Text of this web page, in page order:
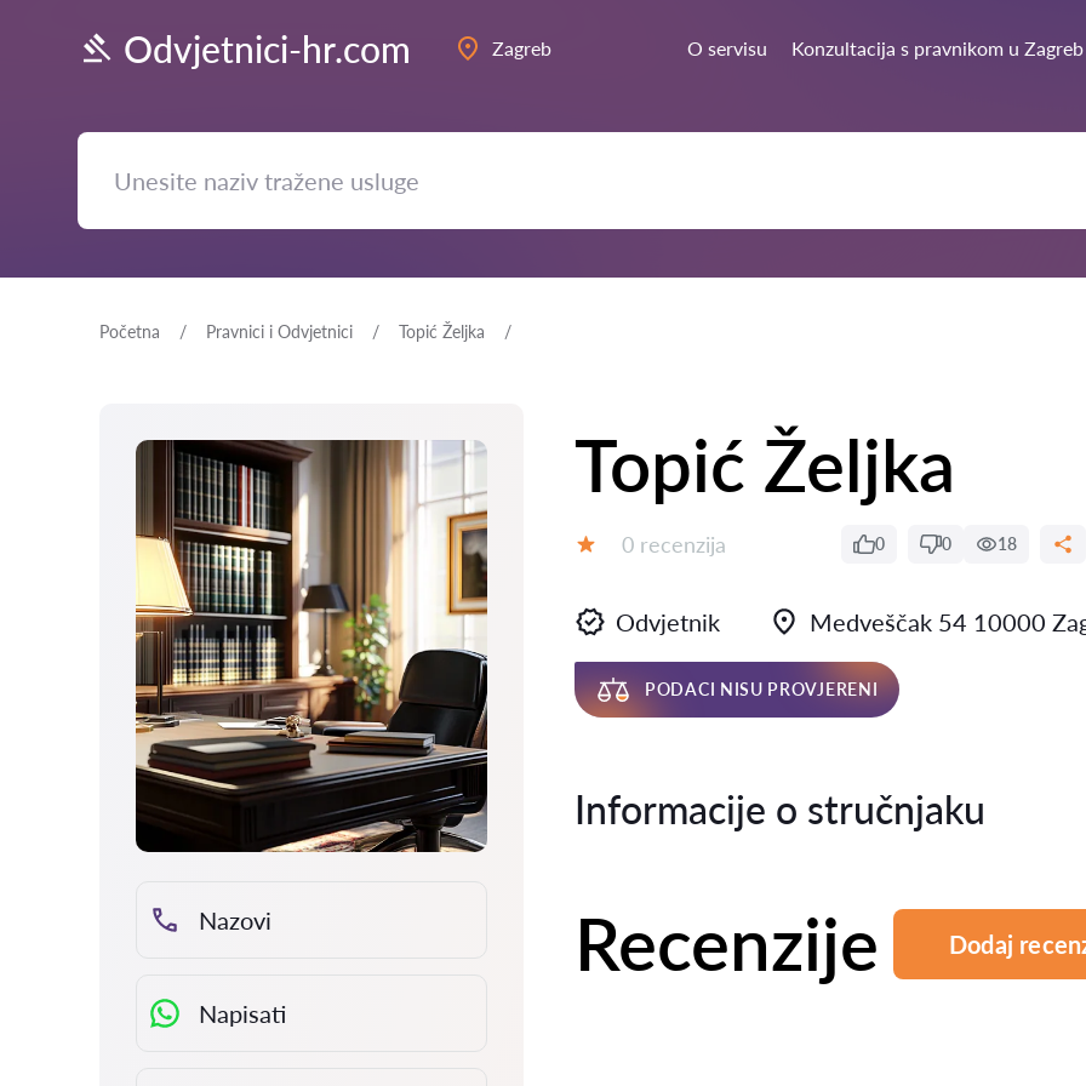
Odvjetnici-hr.com Zagreb O servisu Konzultacija s pravnikom u Zagreb
Početna Pravnici i Odvjetnici Topić Željka
Nazovi
Napisati
Topić Željka
Recenzija:
0 recenzija 0 0 18
Odvjetnik Medveščak 54 10000
PODACI NISU PROVJERENI
Informacije o stručnjaku
Recenzije Dodaj